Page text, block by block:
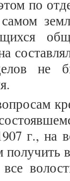
по
не
г., на
получить